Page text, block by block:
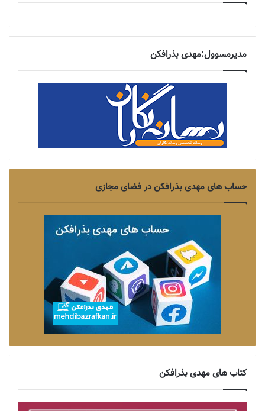
مدیرمسوول:مهدی بذرافکن
حساب های مهدی بذرافکن در فضای مجازی
کتاب های مهدی بذرافکن